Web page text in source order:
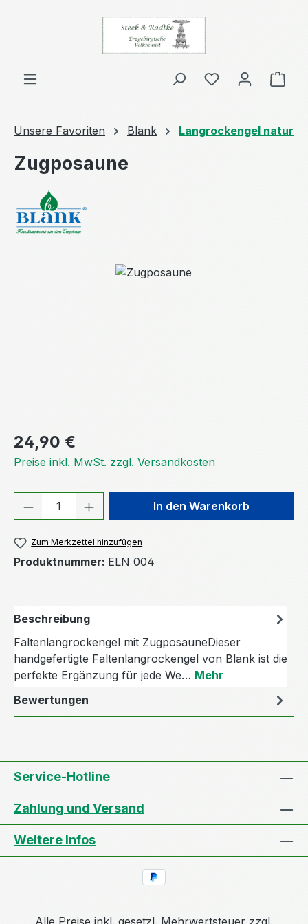
Zum Hauptinhalt springen
Unsere Favoriten Blank Langrockengel natur
Zugposaune
Bildergalerie überspringen
Regulärer Preis:
24,90 €
Preise inkl. MwSt. zzgl. Versandkosten
Produkt Anzahl: Gib denIn den Warenkorb
Zum Merkzettel hinzufügen
Produktnummer: ELN 004
Beschreibung
Faltenlangrockengel mit ZugposauneDieser
handgefertigte Faltenlangrockengel von Blank ist die
perfekte Ergänzung für jede We… Mehr
Bewertungen
Service-Hotline
Zahlung und Versand
Weitere Infos
Alle Preise inkl. gesetzl. Mehrwertsteuer zzgl.